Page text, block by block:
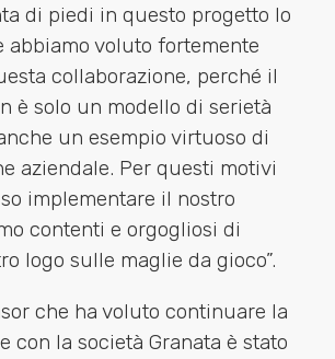
di piedi in questo progetto lo
abbiamo voluto fortemente
collaborazione, perché il
è solo un modello di serietà
un esempio virtuoso di
aziendale. Per questi motivi
implementare il nostro
contenti e orgogliosi di
logo sulle maglie da gioco”.
che ha voluto continuare la
con la società Granata è stato